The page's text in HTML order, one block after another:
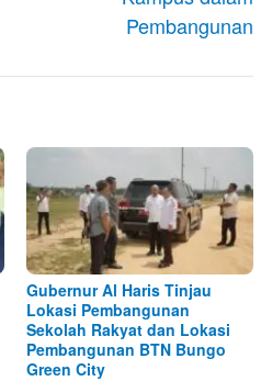
Pembangunan
Gubernur Al Haris Tinjau
Lokasi Pembangunan
Sekolah Rakyat dan Lokasi
Pembangunan BTN Bungo
Green City